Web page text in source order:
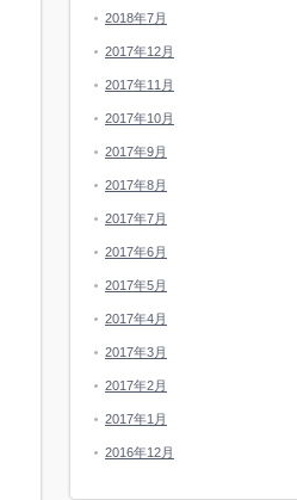
2018年7月
2017年12月
2017年11月
2017年10月
2017年9月
2017年8月
2017年7月
2017年6月
2017年5月
2017年4月
2017年3月
2017年2月
2017年1月
2016年12月